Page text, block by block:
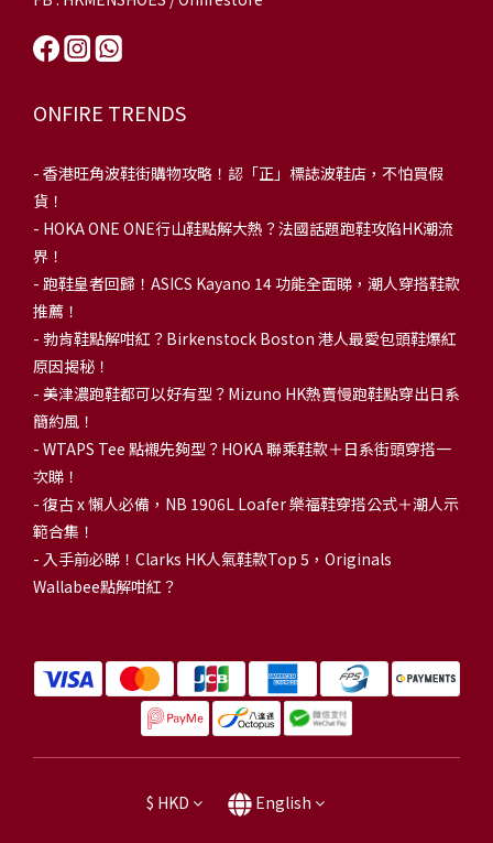
ONFIRE TRENDS
- 香港旺角波鞋街購物攻略！認「正」標誌波鞋店，不怕買假
貨！
- HOKA ONE ONE行山鞋點解大熱？法國話題跑鞋攻陷HK潮流
界！
- 跑鞋皇者回歸！ASICS Kayano 14 功能全面睇，潮人穿搭鞋款
推薦！
- 勃肯鞋點解咁紅？Birkenstock Boston 港人最愛包頭鞋爆紅
原因揭秘！
- 美津濃跑鞋都可以好有型？Mizuno HK熱賣慢跑鞋點穿出日系
簡約風！
- WTAPS Tee 點襯先夠型？HOKA 聯乘鞋款＋日系街頭穿搭一
次睇！
- 復古 x 懶人必備，NB 1906L Loafer 樂福鞋穿搭公式＋潮人示
範合集！
- 入手前必睇！Clarks HK人氣鞋款Top 5，Originals
Wallabee點解咁紅？
$ HKD English